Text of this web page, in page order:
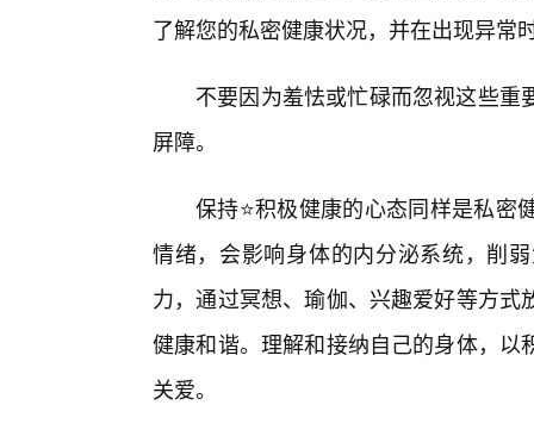
了解您的私密健康状况，并在出现异常
不要因为羞怯或忙碌而忽视这些
屏障。
保持⭐积极健康的心态同样是私密
情绪，会影响身体的内分泌系统，削
力，通过冥想、瑜伽、兴趣爱好等方
健康和谐。理解和接纳自己的身体，
关爱。